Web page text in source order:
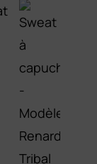
actuel
est :
45,00 €.